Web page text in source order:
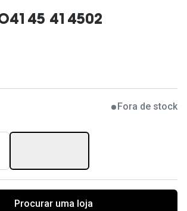
414502
Fora de stock
Procurar uma loja